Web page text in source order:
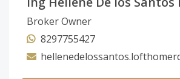
Broker Owner
8297755427